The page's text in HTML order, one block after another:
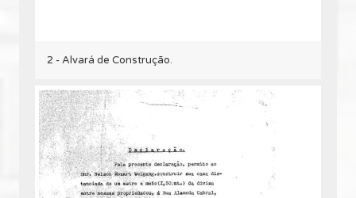
2 - Alvará de Construção.